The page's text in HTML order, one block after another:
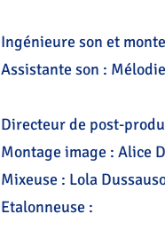
Ingénieure son et
Assistante son :
Directeur de post-
Montage image : Alice
Mixeuse : Lola
Etalonneuse :